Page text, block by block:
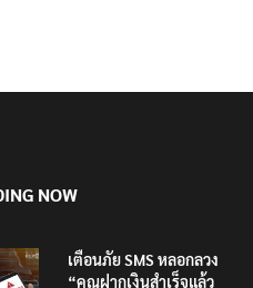
NOW
เตือนภัย SMS หลอกลวง
“คุณฝากเงินสำเร็จแล้ว